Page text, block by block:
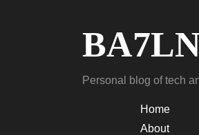
Personal blog of tech
Home
About